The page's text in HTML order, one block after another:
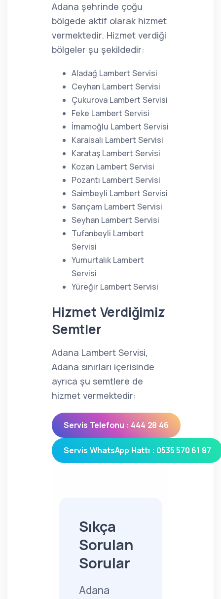
Adana şehrinde çoğu
bölgede aktif olarak hizmet
vermektedir. Hizmet verdiği
bölgeler şu şekildedir:
Aladağ Lambert Servisi
Ceyhan Lambert Servisi
Çukurova Lambert Servisi
Feke Lambert Servisi
İmamoğlu Lambert Servisi
Karaisalı Lambert Servisi
Karataş Lambert Servisi
Kozan Lambert Servisi
Pozantı Lambert Servisi
Saimbeyli Lambert Servisi
Sarıçam Lambert Servisi
Seyhan Lambert Servisi
Tufanbeyli Lambert
Servisi
Yumurtalık Lambert
Servisi
Yüreğir Lambert Servisi
Hizmet Verdiğimiz
Semtler
Adana Lambert Servisi,
Adana sınırları içerisinde
ayrıca şu semtlere de
hizmet vermektedir:
Servis Telefonu : 444 28 46
Servis WhatsApp Hattı : 0535 570 61 87
Sıkça
Sorulan
Sorular
Adana